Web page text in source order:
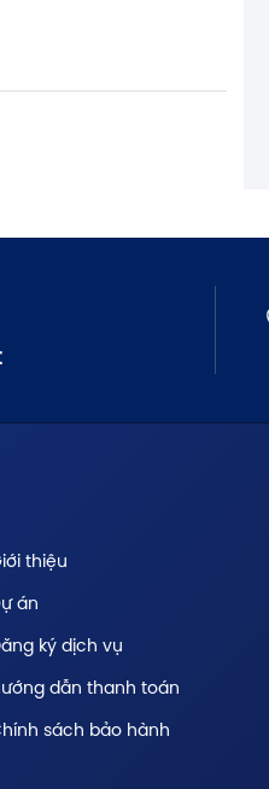
thiệu
án
ký dịch vụ
dẫn thanh toán
sách bảo hành